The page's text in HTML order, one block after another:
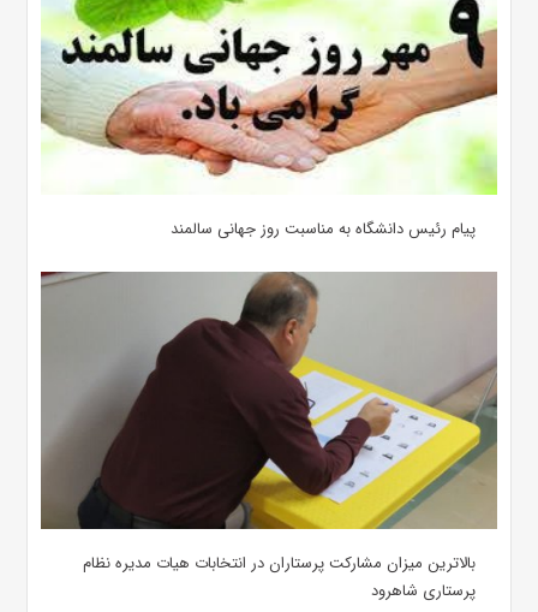
پیام رئیس دانشگاه به مناسبت روز جهانی سالمند
بالاترین میزان مشارکت پرستاران در انتخابات هیات مدیره نظام
پرستاری شاهرود